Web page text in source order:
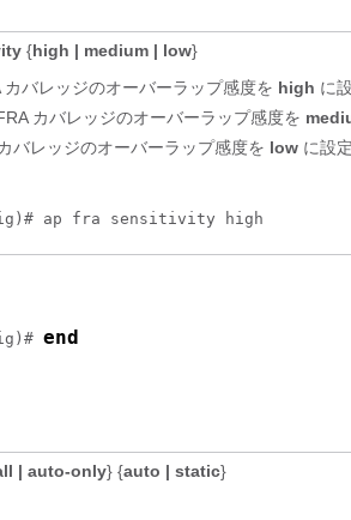
{high | medium | low}
カバレッジのオーバーラップ感度を high に
カバレッジのオーバーラップ感度を
バレッジのオーバーラップ感度を low に設
ap fra sensitivity high
end
| auto-only} {auto | static}